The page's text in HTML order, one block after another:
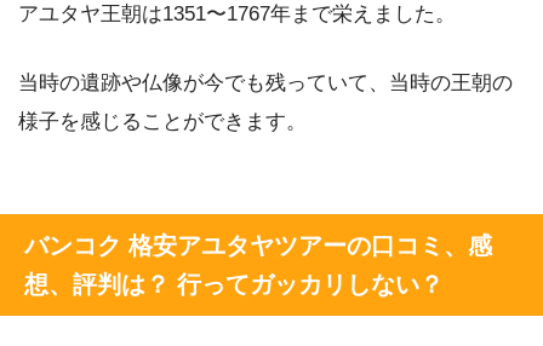
アユタヤ王朝は1351〜1767年まで栄えました。
当時の遺跡や仏像が今でも残っていて、当時の王朝の
様子を感じることができます。
バンコク 格安アユタヤツアーの口コミ、感
想、評判は？ 行ってガッカリしない？